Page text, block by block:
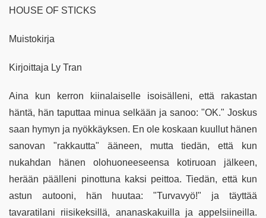
HOUSE OF STICKS
Muistokirja
Kirjoittaja Ly Tran
Aina kun kerron kiinalaiselle isoisälleni, että rakastan
häntä, hän taputtaa minua selkään ja sanoo: "OK." Joskus
saan hymyn ja nyökkäyksen. En ole koskaan kuullut hänen
sanovan "rakkautta" ääneen, mutta tiedän, että kun
nukahdan hänen olohuoneeseensa kotiruoan jälkeen,
herään päälleni pinottuna kaksi peittoa. Tiedän, että kun
astun autooni, hän huutaa: "Turvavyö!" ja täyttää
tavaratilani riisikeksillä, ananaskakuilla ja appelsiineilla.